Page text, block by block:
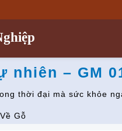
nhiên – GM
thời đại mà sức khỏe
Gỗ